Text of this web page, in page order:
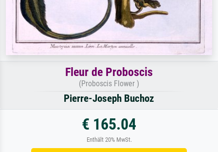
Fleur de Proboscis
(Proboscis Flower )
Pierre-Joseph Buchoz
€ 165.04
Enthält 20% MwSt.